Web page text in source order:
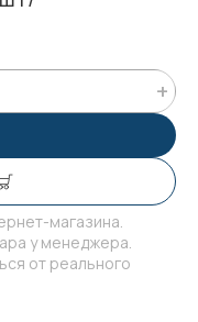
магазина.
у менеджера.
от реального